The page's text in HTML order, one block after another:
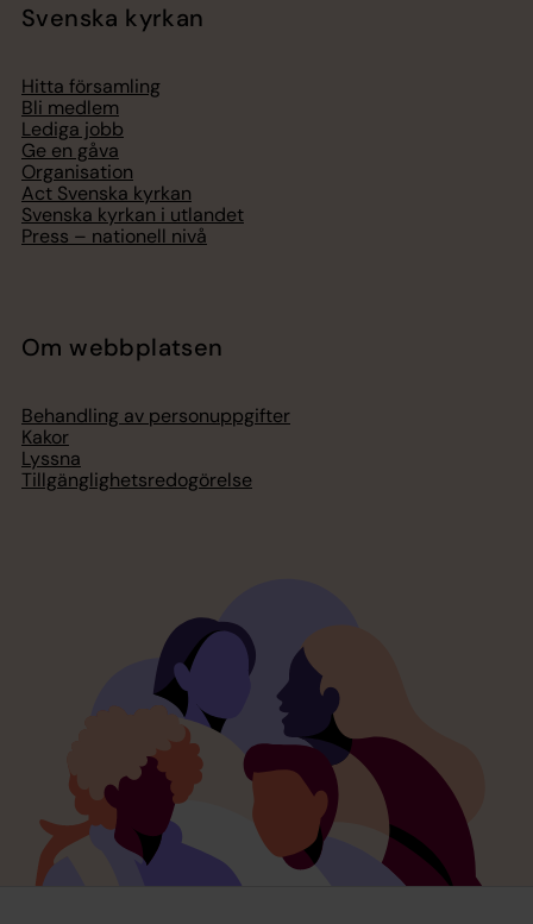
Svenska kyrkan
Hitta församling
Bli medlem
Lediga jobb
Ge en gåva
Organisation
Act Svenska kyrkan
Svenska kyrkan i utlandet
Press – nationell nivå
Om webbplatsen
Behandling av personuppgifter
Kakor
Lyssna
Tillgänglighetsredogörelse